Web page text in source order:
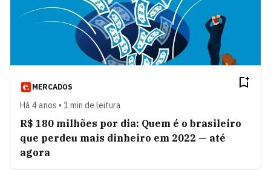
MERCADOS
Há 4 anos • 1 min de leitura
R$ 180 milhões por dia: Quem é o brasileiro
que perdeu mais dinheiro em 2022 — até
agora